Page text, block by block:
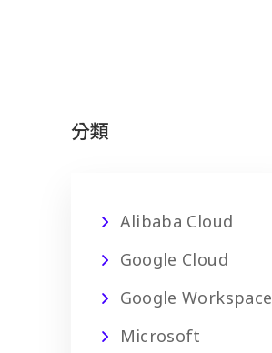
分類
Alibaba Cloud
Google Cloud
Google Workspace
Microsoft